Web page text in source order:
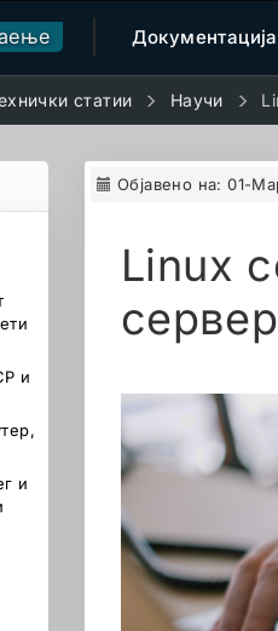
Документација
статии Научи
и
и
Објавено на:01-
Linux